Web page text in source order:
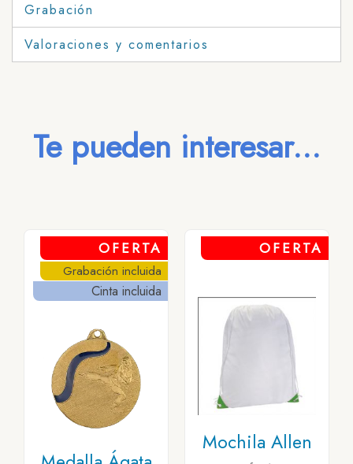
Grabación
Valoraciones y comentarios
Te pueden interesar...
OFERTA
Grabación incluida
Cinta incluida
OFERTA
Mochila Allen